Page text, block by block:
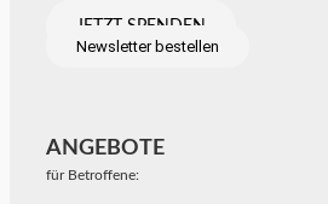
JETZT SPENDEN
Newsletter bestellen
ANGEBOTE
für Betroffene: